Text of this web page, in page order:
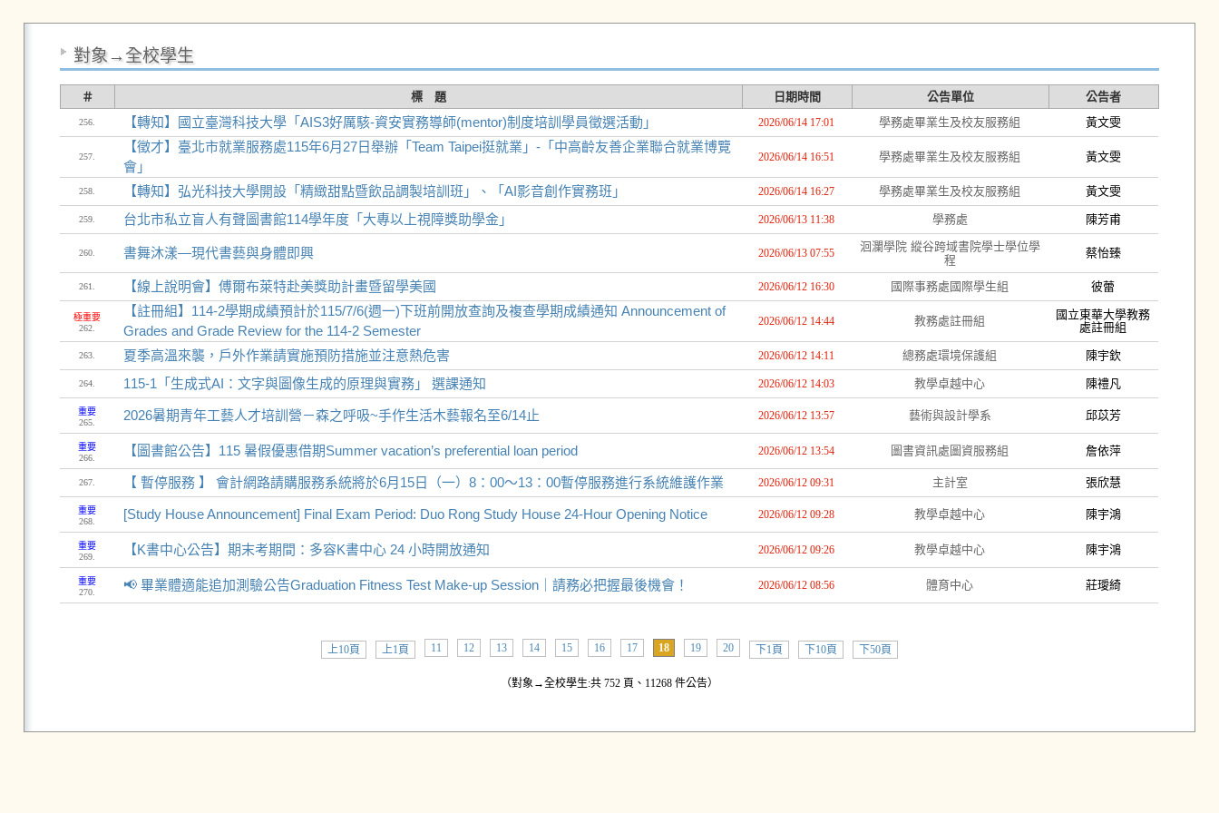
對象→全校學生
＃ 標 題 日期時間 公告單位 公告者
256. 【轉知】國立臺灣科技大學「AIS3好厲駭-資安實務導師(mentor)制度培訓學員徵選活動」 2026/06/14 17:01 學務處畢業生及校友服務組 黃文雯
257.
【徵才】臺北市就業服務處115年6月27日舉辦「Team Taipei挺就業」-「中高齡友善企業聯合就業博覽
會」
2026/06/14 16:51 學務處畢業生及校友服務組 黃文雯
258. 【轉知】弘光科技大學開設「精緻甜點暨飲品調製培訓班」、「AI影音創作實務班」 2026/06/14 16:27 學務處畢業生及校友服務組 黃文雯
259. 台北市私立盲人有聲圖書館114學年度「大專以上視障獎助學金」 2026/06/13 11:38 學務處 陳芳甫
260. 書舞沐漾—現代書藝與身體即興 2026/06/13 07:55
洄瀾學院 縱谷跨域書院學士學位學
程
蔡怡臻
261. 【線上說明會】傅爾布萊特赴美獎助計畫暨留學美國 2026/06/12 16:30 國際事務處國際學生組 彼蕾
極重要
262.
【註冊組】114-2學期成績預計於115/7/6(週一)下班前開放查詢及複查學期成績通知 Announcement of
Grades and Grade Review for the 114-2 Semester
2026/06/12 14:44 教務處註冊組
國立東華大學教務
處註冊組
263. 夏季高溫來襲，戶外作業請實施預防措施並注意熱危害 2026/06/12 14:11 總務處環境保護組 陳宇欽
264. 115-1「生成式AI：文字與圖像生成的原理與實務」 選課通知 2026/06/12 14:03 教學卓越中心 陳禮凡
重要
265.
2026暑期青年工藝人才培訓營－森之呼吸~手作生活木藝報名至6/14止 2026/06/12 13:57 藝術與設計學系 邱苡芳
重要
266.
【圖書館公告】115 暑假優惠借期Summer vacation’s preferential loan period 2026/06/12 13:54 圖書資訊處圖資服務組 詹依萍
267. 【 暫停服務 】 會計網路請購服務系統將於6月15日（一）8：00～13：00暫停服務進行系統維護作業 2026/06/12 09:31 主計室 張欣慧
重要
268.
[Study House Announcement] Final Exam Period: Duo Rong Study House 24-Hour Opening Notice 2026/06/12 09:28 教學卓越中心 陳宇鴻
重要
269.
【K書中心公告】期末考期間：多容K書中心 24 小時開放通知 2026/06/12 09:26 教學卓越中心 陳宇鴻
重要
270.
📢 畢業體適能追加測驗公告Graduation Fitness Test Make-up Session｜請務必把握最後機會！ 2026/06/12 08:56 體育中心 莊璦綺
上10頁 上1頁 11 12 13 14 15 16 17 18 19 20 下1頁 下10頁 下50頁
（對象→全校學生:共 752 頁、11268 件公告）